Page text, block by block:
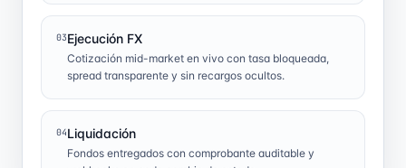
03Ejecución FX
Cotización mid-market en vivo con tasa bloqueada,
spread transparente y sin recargos ocultos.
04Liquidación
Fondos entregados con comprobante auditable y